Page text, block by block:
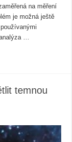
na měření
je možná ještě
…
temnou